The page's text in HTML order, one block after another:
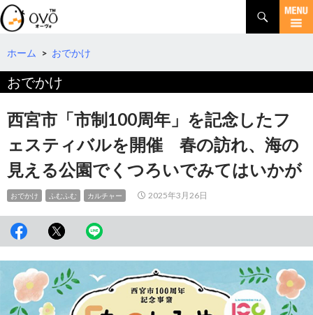
検
索
コ
テ
ツ
へ
移
動
ホーム > おでかけ
おでかけ
西宮市「市制100周年」を記念したフ
ェスティバルを開催 春の訪れ、海の
見える公園でくつろいでみてはいかが
おでかけ ふむふむ カルチャー 2025年3月26日